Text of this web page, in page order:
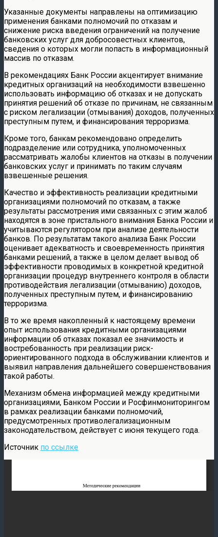
Указанные документы направлены на оптимизацию
применения банками полномочий по отказам и
снижение риска введения ограничений на получение
банковских услуг для добросовестных клиентов,
сведения о которых могли попасть в информационный
массив по отказам.
В рекомендациях Банк России акцентирует внимание
кредитных организаций на необходимости взвешенно
использовать информацию об отказах и не допускать
принятия решений об отказе по причинам, не связанным
с риском легализации (отмывания) доходов, полученных
преступным путем, и финансирования терроризма.
Кроме того, банкам рекомендовано определить
подразделение или сотрудника, уполномоченных
рассматривать жалобы клиентов на отказы в получении
банковских услуг и принимать по таким случаям
взвешенные решения.
Качество и эффективность реализации кредитными
организациями полномочий по отказам, а также
результаты рассмотрения ими связанных с этим жалоб
находятся в зоне пристального внимания Банка России и
учитываются регулятором при анализе деятельности
банков. По результатам такого анализа Банк России
оценивает адекватность и своевременность принятия
банками решений, а также в целом делает вывод об
эффективности проводимых в конкретной кредитной
организации процедур внутреннего контроля в области
противодействия легализации (отмыванию) доходов,
полученных преступным путем, и финансированию
терроризма.
В то же время накопленный к настоящему времени
опыт использования кредитными организациями
информации об отказах показал ее значимость и
востребованность при реализации риск-
ориентированного подхода в обслуживании клиентов и
выявил направления дальнейшего совершенствования
такой работы.
Механизм обмена информацией между кредитными
организациями, Банком России и Росфинмониторингом
в рамках реализации банками полномочий,
предусмотренных противолегализационным
законодательством, действует с июня текущего года.
Источник по ссылке